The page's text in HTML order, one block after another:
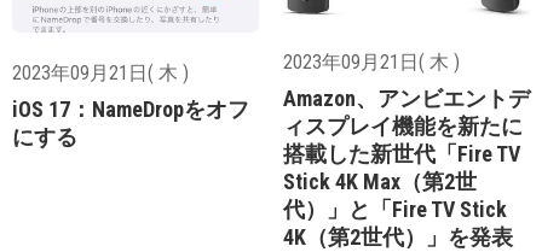
2023年09月21日( 木 )
iOS 17：NameDropをオフ
にする
2023年09月21日( 木 )
Amazon、アンビエントデ
ィスプレイ機能を新たに
搭載した新世代「Fire TV
Stick 4K Max（第2世
代）」と「Fire TV Stick
4K（第2世代）」を発表